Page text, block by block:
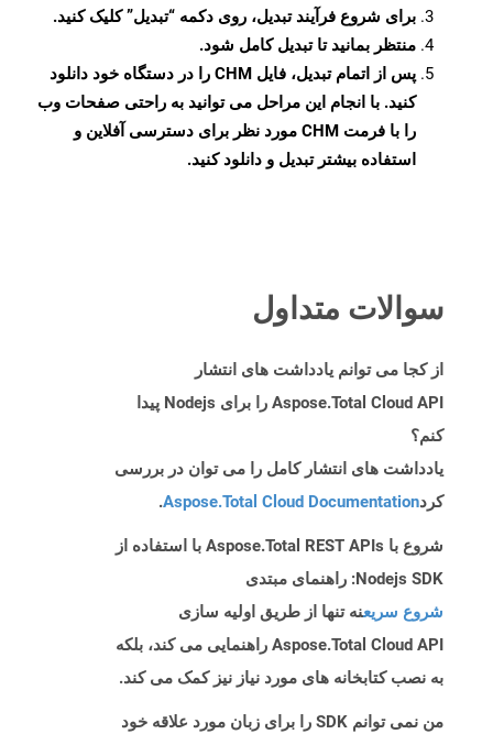
برای شروع فرآیند تبدیل، روی دکمه “تبدیل” کلیک کنید.
منتظر بمانید تا تبدیل کامل شود.
پس از اتمام تبدیل، فایل CHM را در دستگاه خود دانلود
کنید. با انجام این مراحل می توانید به راحتی صفحات وب
را با فرمت CHM مورد نظر برای دسترسی آفلاین و
استفاده بیشتر تبدیل و دانلود کنید.
سوالات متداول
از کجا می توانم یادداشت های انتشار
Aspose.Total Cloud API را برای Nodejs پیدا
کنم؟
یادداشت های انتشار کامل را می توان در بررسی
کردAspose.Total Cloud Documentation
.
شروع با Aspose.Total REST APIs با استفاده از
Nodejs SDK: راهنمای مبتدی
شروع سریعنه تنها از طریق اولیه سازی
Aspose.Total Cloud API راهنمایی می کند، بلکه
به نصب کتابخانه های مورد نیاز نیز کمک می کند.
من نمی توانم SDK را برای زبان مورد علاقه خود